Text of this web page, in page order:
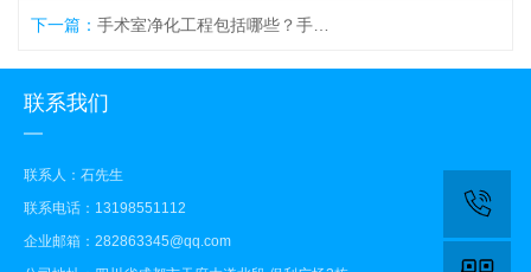
下一篇：
联系我们
联系人：石先生
联系电话：13198551112
企业邮箱：282863345@qq.com